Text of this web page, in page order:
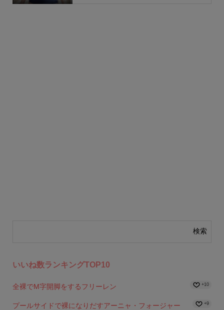
いいね数ランキングTOP10
全裸でM字開脚をするフリーレン +10
プールサイドで裸になりだすアーニャ・フォージャー +9